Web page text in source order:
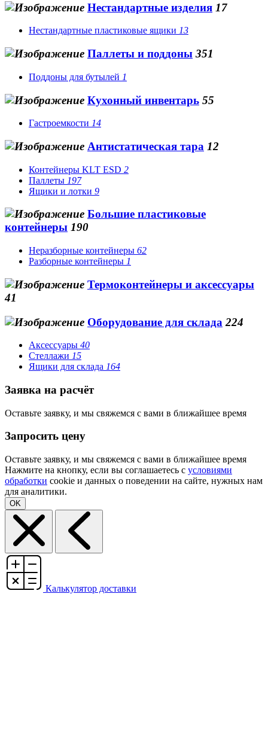
Нестандартные изделия 17
Нестандартные пластиковые ящики 13
Паллеты и поддоны 351
Поддоны для бутылей 1
Кухонный инвентарь 55
Гастроемкости 14
Антистатическая тара 12
Контейнеры KLT ESD 2
Паллеты 197
Ящики и лотки 9
Большие пластиковые
контейнеры 190
Неразборные контейнеры 62
Разборные контейнеры 1
Термоконтейнеры и аксессуары
41
Оборудование для склада 224
Аксессуары 40
Стеллажи 15
Ящики для склада 164
Заявка на расчёт
Оставьте заявку, и мы свяжемся с вами в ближайшее время
Запросить цену
Оставьте заявку, и мы свяжемся с вами в ближайшее время
Нажмите на кнопку, если вы соглашаетесь с условиями
обработки cookie и данных о поведении на сайте, нужных нам
для аналитики.
OK
Калькулятор доставки